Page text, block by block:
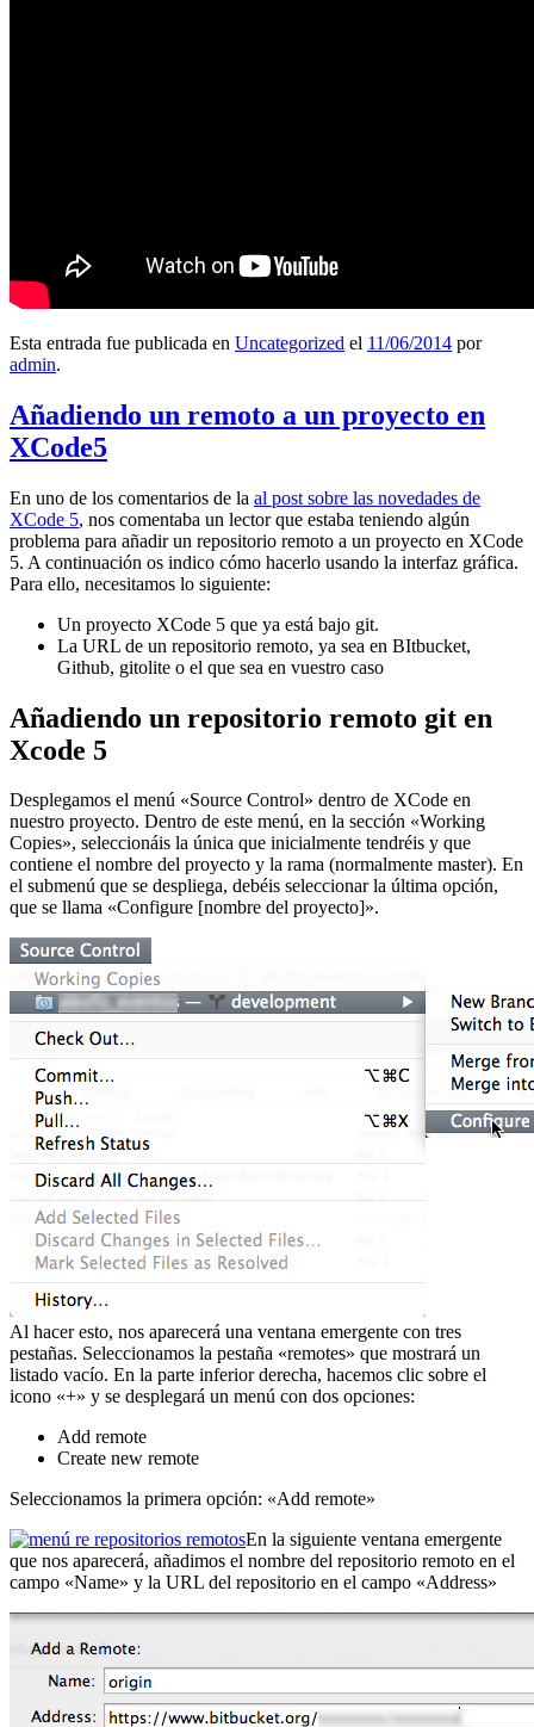
Esta entrada fue publicada en Uncategorized el 11/06/2014 por
admin.
Añadiendo un remoto a un proyecto en
XCode5
En uno de los comentarios de la al post sobre las novedades de
XCode 5, nos comentaba un lector que estaba teniendo algún
problema para añadir un repositorio remoto a un proyecto en XCode
5. A continuación os indico cómo hacerlo usando la interfaz gráfica.
Para ello, necesitamos lo siguiente:
Un proyecto XCode 5 que ya está bajo git.
La URL de un repositorio remoto, ya sea en BItbucket,
Github, gitolite o el que sea en vuestro caso
Añadiendo un repositorio remoto git en
Xcode 5
Desplegamos el menú «Source Control» dentro de XCode en
nuestro proyecto. Dentro de este menú, en la sección «Working
Copies», seleccionáis la única que inicialmente tendréis y que
contiene el nombre del proyecto y la rama (normalmente master). En
el submenú que se despliega, debéis seleccionar la última opción,
que se llama «Configure [nombre del proyecto]».
Al hacer esto, nos aparecerá una ventana emergente con tres
pestañas. Seleccionamos la pestaña «remotes» que mostrará un
listado vacío. En la parte inferior derecha, hacemos clic sobre el
icono «+» y se desplegará un menú con dos opciones:
Add remote
Create new remote
Seleccionamos la primera opción: «Add remote»
En la siguiente ventana emergente
que nos aparecerá, añadimos el nombre del repositorio remoto en el
campo «Name» y la URL del repositorio en el campo «Address»